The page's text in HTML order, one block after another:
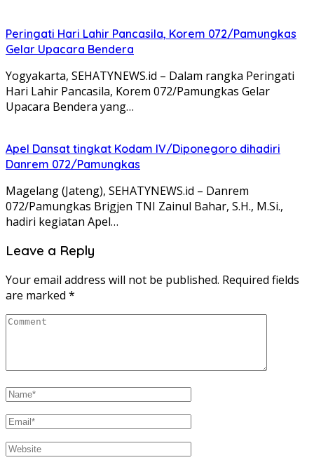
Peringati Hari Lahir Pancasila, Korem 072/Pamungkas
Gelar Upacara Bendera
Yogyakarta, SEHATYNEWS.id – Dalam rangka Peringati
Hari Lahir Pancasila, Korem 072/Pamungkas Gelar
Upacara Bendera yang…
Apel Dansat tingkat Kodam lV/Diponegoro dihadiri
Danrem 072/Pamungkas
Magelang (Jateng), SEHATYNEWS.id – Danrem
072/Pamungkas Brigjen TNI Zainul Bahar, S.H., M.Si.,
hadiri kegiatan Apel…
Leave a Reply
Your email address will not be published. Required fields
are marked *